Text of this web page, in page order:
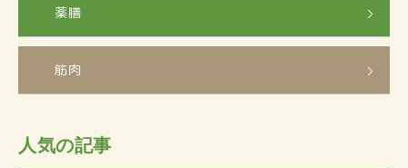
薬膳
筋肉
人気の記事